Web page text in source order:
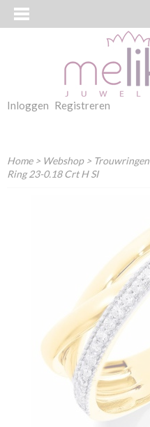
Inloggen Registreren
Home> Webshop> Trouwringen
Ring 23-0.18 Crt H SI